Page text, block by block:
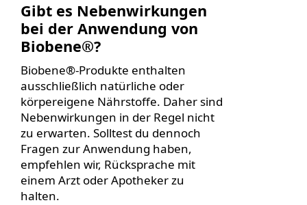
Gibt es Nebenwirkungen
bei der Anwendung von
Biobene®?
Biobene®-Produkte enthalten
ausschließlich natürliche oder
körpereigene Nährstoffe. Daher sind
Nebenwirkungen in der Regel nicht
zu erwarten. Solltest du dennoch
Fragen zur Anwendung haben,
empfehlen wir, Rücksprache mit
einem Arzt oder Apotheker zu
halten.